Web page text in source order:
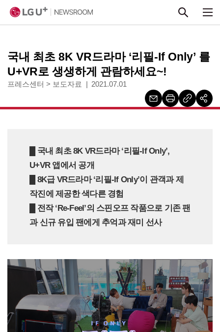
국내 최초 8K VR드라마 ‘리필-If Only’ 를
U+VR로 생생하게 관람하세요~!
프레스센터 > 보도자료 2021.07.01
█ 국내 최초 8K VR드라마 ‘리필-If Only’,
U+VR 앱에서 공개
8K급 VR드라마 ‘리필-If Only’이 관객과 제
작진에 제공한 색다른 경험
█ 전작 ‘Re-Feel’의 스핀오프 작품으로 기존 팬
과 신규 유입 팬에게 추억과 재미 선사